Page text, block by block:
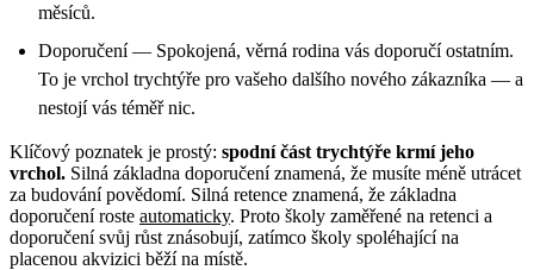
měsíců.
Doporučení — Spokojená, věrná rodina vás doporučí ostatním.
To je vrchol trychtýře pro vašeho dalšího nového zákazníka — a
nestojí vás téměř nic.
Klíčový poznatek je prostý: spodní část trychtýře krmí jeho
vrchol. Silná základna doporučení znamená, že musíte méně utrácet
za budování povědomí. Silná retence znamená, že základna
doporučení roste automaticky. Proto školy zaměřené na retenci a
doporučení svůj růst znásobují, zatímco školy spoléhající na
placenou akvizici běží na místě.